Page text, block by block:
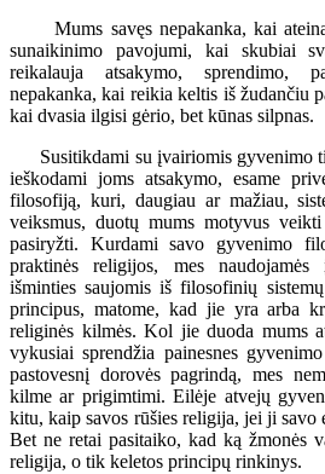
Mums savęs nepakanka, kai
sunaikinimo pavojumi, kai skubiai
reikalauja atsakymo, sprendimo,
nepakanka, kai reikia keltis iš žudančiu
kai dvasia ilgisi gėrio, bet kūnas silpnas.
Susitikdami su įvairiomis gyvenimo
ieškodami joms atsakymo, esame
filosofiją, kuri, daugiau ar mažiau,
veiksmus, duotų mums motyvus
pasiryžti. Kurdami savo gyvenimo
praktinės religijos, mes
išminties saujomis iš filosofinių
principus, matome, kad jie yra arba
religinės kilmės. Kol jie duoda mums
vykusiai sprendžia painesnes
pastovesnį dorovės pagrindą, mes
kilme ar prigimtimi. Eilėje atvejų
kitu, kaip savos rūšies religija, jei ji savo
Bet ne retai pasitaiko, kad ką žmonės
religija, o tik keletos principų rinkinys.